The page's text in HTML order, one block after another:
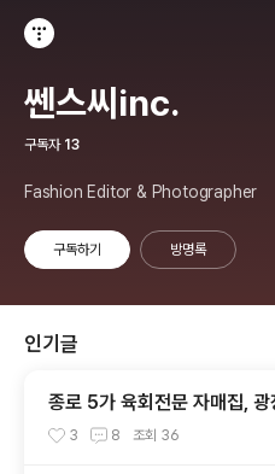
쎈스씨inc.
구독자 13
Fashion Editor & Photographer
구독하기 방명록
인기글
종로 5가 육회전문 자매집, 광
집 3 8 조회 36